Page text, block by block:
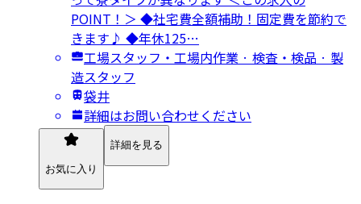
POINT！＞ ◆社宅費全額補助！固定費を節約で
きます♪ ◆年休125…
工場スタッフ・工場内作業 · 検査・検品 · 製
造スタッフ
袋井
詳細はお問い合わせください
お気に入り
詳細を見る